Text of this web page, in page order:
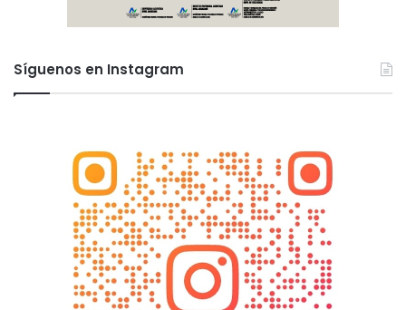
Síguenos en Instagram